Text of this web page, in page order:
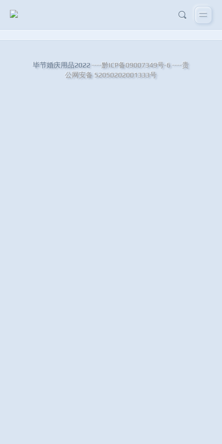
毕节婚庆用品2022----黔ICP备09007349号-6 ----贵
公网安备 52050202001333号